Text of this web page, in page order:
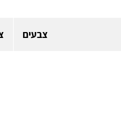
צבעים